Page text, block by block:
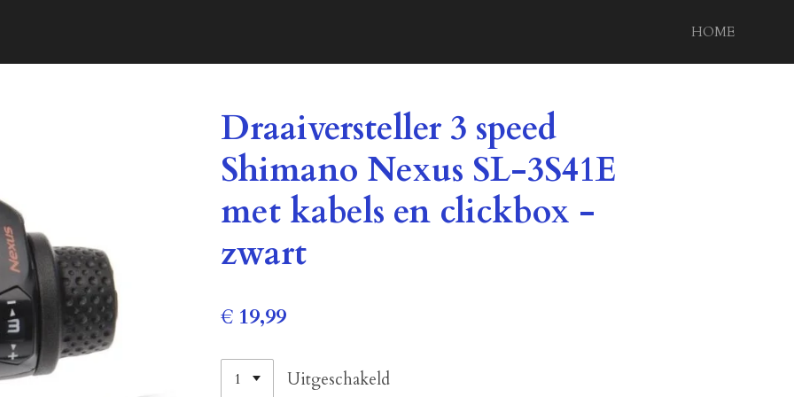
HOME
Draaiversteller 3 speed
Shimano Nexus SL-3S41E
met kabels en clickbox -
zwart
€ 19,99
Uitgeschakeld